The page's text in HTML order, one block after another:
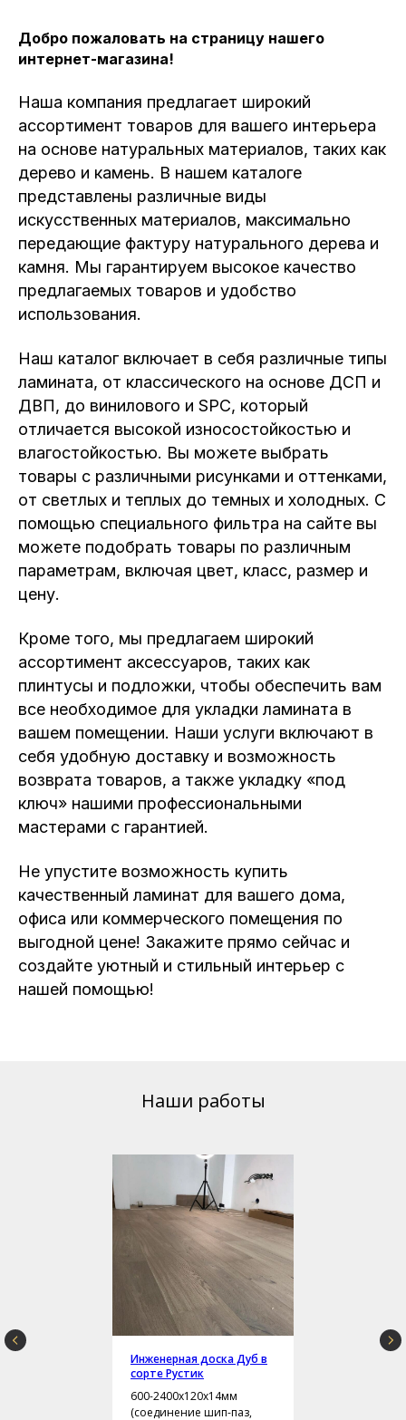
Добро пожаловать на страницу нашего
интернет-магазина!
Наша компания предлагает широкий
ассортимент товаров для вашего интерьера
на основе натуральных материалов, таких как
дерево и камень. В нашем каталоге
представлены различные виды
искусственных материалов, максимально
передающие фактуру натурального дерева и
камня. Мы гарантируем высокое качество
предлагаемых товаров и удобство
использования.
Наш каталог включает в себя различные типы
ламината, от классического на основе ДСП и
ДВП, до винилового и SPC, который
отличается высокой износостойкостью и
влагостойкостью. Вы можете выбрать
товары с различными рисунками и оттенками,
от светлых и теплых до темных и холодных. С
помощью специального фильтра на сайте вы
можете подобрать товары по различным
параметрам, включая цвет, класс, размер и
цену.
Кроме того, мы предлагаем широкий
ассортимент аксессуаров, таких как
плинтусы и подложки, чтобы обеспечить вам
все необходимое для укладки ламината в
вашем помещении. Наши услуги включают в
себя удобную доставку и возможность
возврата товаров, а также укладку «под
ключ» нашими профессиональными
мастерами с гарантией.
Не упустите возможность купить
качественный ламинат для вашего дома,
офиса или коммерческого помещения по
выгодной цене! Закажите прямо сейчас и
создайте уютный и стильный интерьер с
нашей помощью!
Наши работы
Инженерная доска Дуб в
сорте Рустик
600-2400х120х14мм
(соединение шип-паз,